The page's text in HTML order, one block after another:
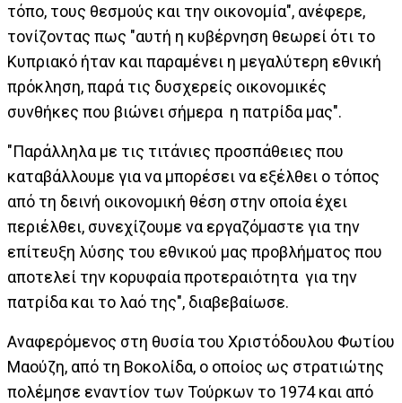
τόπο, τους θεσμούς και την οικονομία", ανέφερε,
τονίζοντας πως "αυτή η κυβέρνηση θεωρεί ότι το
Κυπριακό ήταν και παραμένει η μεγαλύτερη εθνική
πρόκληση, παρά τις δυσχερείς οικονομικές
συνθήκες που βιώνει σήμερα η πατρίδα μας".
"Παράλληλα με τις τιτάνιες προσπάθειες που
καταβάλλουμε για να μπορέσει να εξέλθει ο τόπος
από τη δεινή οικονομική θέση στην οποία έχει
περιέλθει, συνεχίζουμε να εργαζόμαστε για την
επίτευξη λύσης του εθνικού μας προβλήματος που
αποτελεί την κορυφαία προτεραιότητα για την
πατρίδα και το λαό της", διαβεβαίωσε.
Αναφερόμενος στη θυσία του Χριστόδουλου Φωτίου
Μαούζη, από τη Βοκολίδα, ο οποίος ως στρατιώτης
πολέμησε εναντίον των Τούρκων το 1974 και από